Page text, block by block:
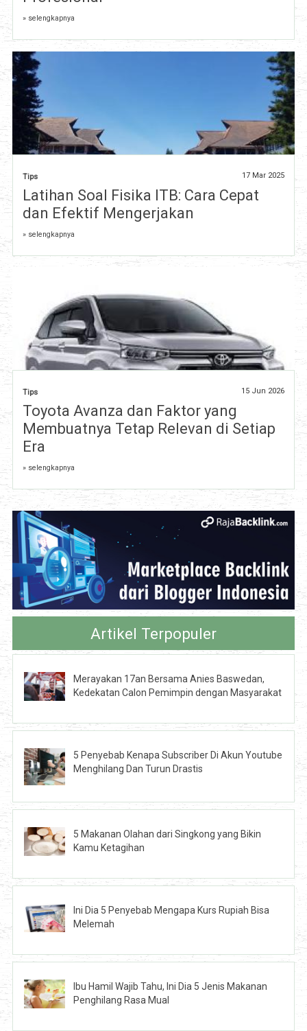
» selengkapnya
Tips 17 Mar 2025
Latihan Soal Fisika ITB: Cara Cepat
dan Efektif Mengerjakan
» selengkapnya
Tips 15 Jun 2026
Toyota Avanza dan Faktor yang
Membuatnya Tetap Relevan di Setiap
Era
» selengkapnya
Artikel Terpopuler
Merayakan 17an Bersama Anies Baswedan,
Kedekatan Calon Pemimpin dengan Masyarakat
5 Penyebab Kenapa Subscriber Di Akun Youtube
Menghilang Dan Turun Drastis
5 Makanan Olahan dari Singkong yang Bikin
Kamu Ketagihan
Ini Dia 5 Penyebab Mengapa Kurs Rupiah Bisa
Melemah
Ibu Hamil Wajib Tahu, Ini Dia 5 Jenis Makanan
Penghilang Rasa Mual